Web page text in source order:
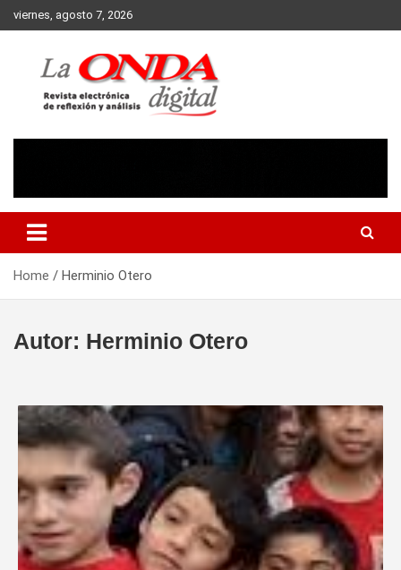
Skip
to
viernes, agosto 7, 2026
Home Herminio Otero
Autor: Herminio Otero